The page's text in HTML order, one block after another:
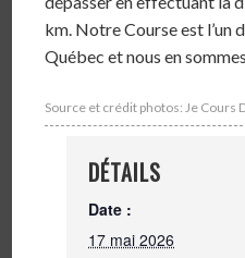
km. Notre Course est l’un
Québec et nous en
Source et crédit photos: Je Cours
DÉTAILS
Date :
17 mai 2026